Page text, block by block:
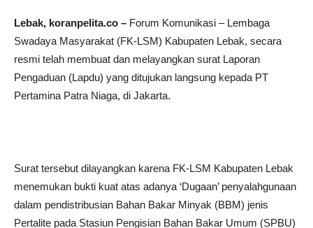
Lebak, koranpelita.co – Forum Komunikasi – Lembaga
Swadaya Masyarakat (FK-LSM) Kabupaten Lebak, secara
resmi telah membuat dan melayangkan surat Laporan
Pengaduan (Lapdu) yang ditujukan langsung kepada PT
Pertamina Patra Niaga, di Jakarta.
Surat tersebut dilayangkan karena FK-LSM Kabupaten Lebak
menemukan bukti kuat atas adanya ‘Dugaan’ penyalahgunaan
dalam pendistribusian Bahan Bakar Minyak (BBM) jenis
Pertalite pada Stasiun Pengisian Bahan Bakar Umum (SPBU)